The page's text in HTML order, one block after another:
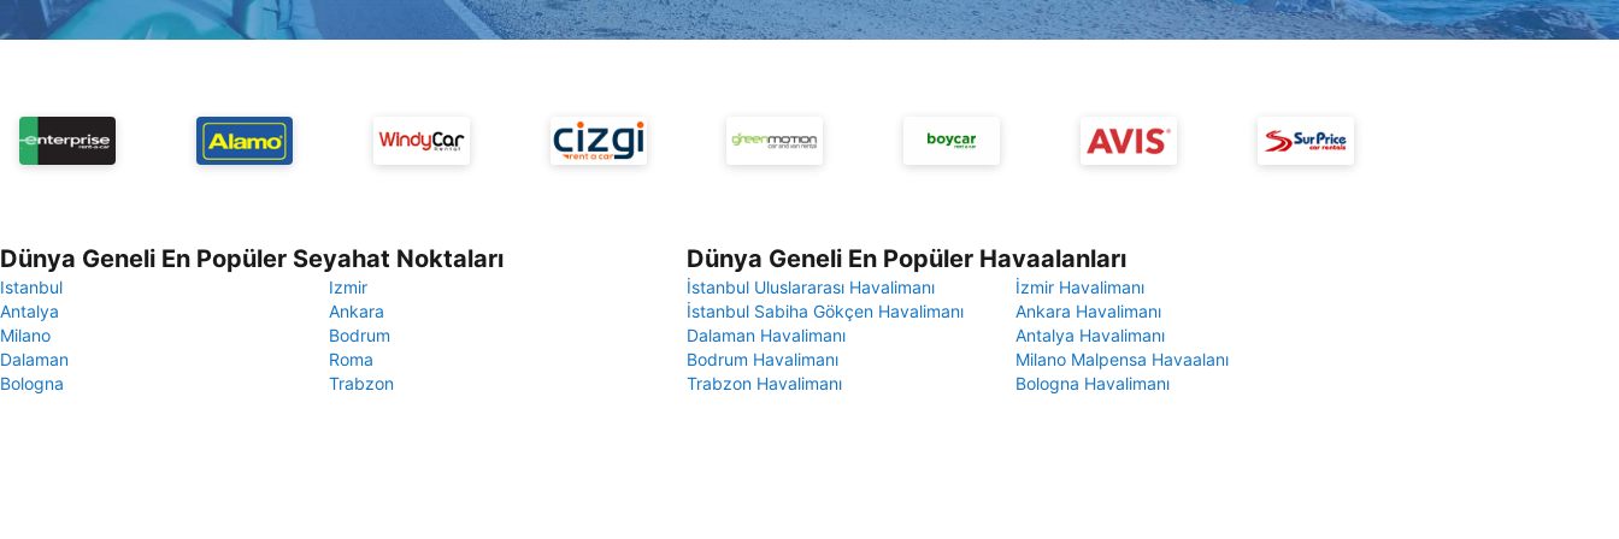
Dünya Geneli En Popüler Seyahat Noktaları
Istanbul
Izmir
Antalya
Ankara
Milano
Bodrum
Dalaman
Roma
Bologna
Trabzon
Dünya Geneli En Popüler Havaalanları
İstanbul Uluslararası Havalimanı
İzmir Havalimanı
İstanbul Sabiha Gökçen Havalimanı
Ankara Havalimanı
Dalaman Havalimanı
Antalya Havalimanı
Bodrum Havalimanı
Milano Malpensa Havaalanı
Trabzon Havalimanı
Bologna Havalimanı